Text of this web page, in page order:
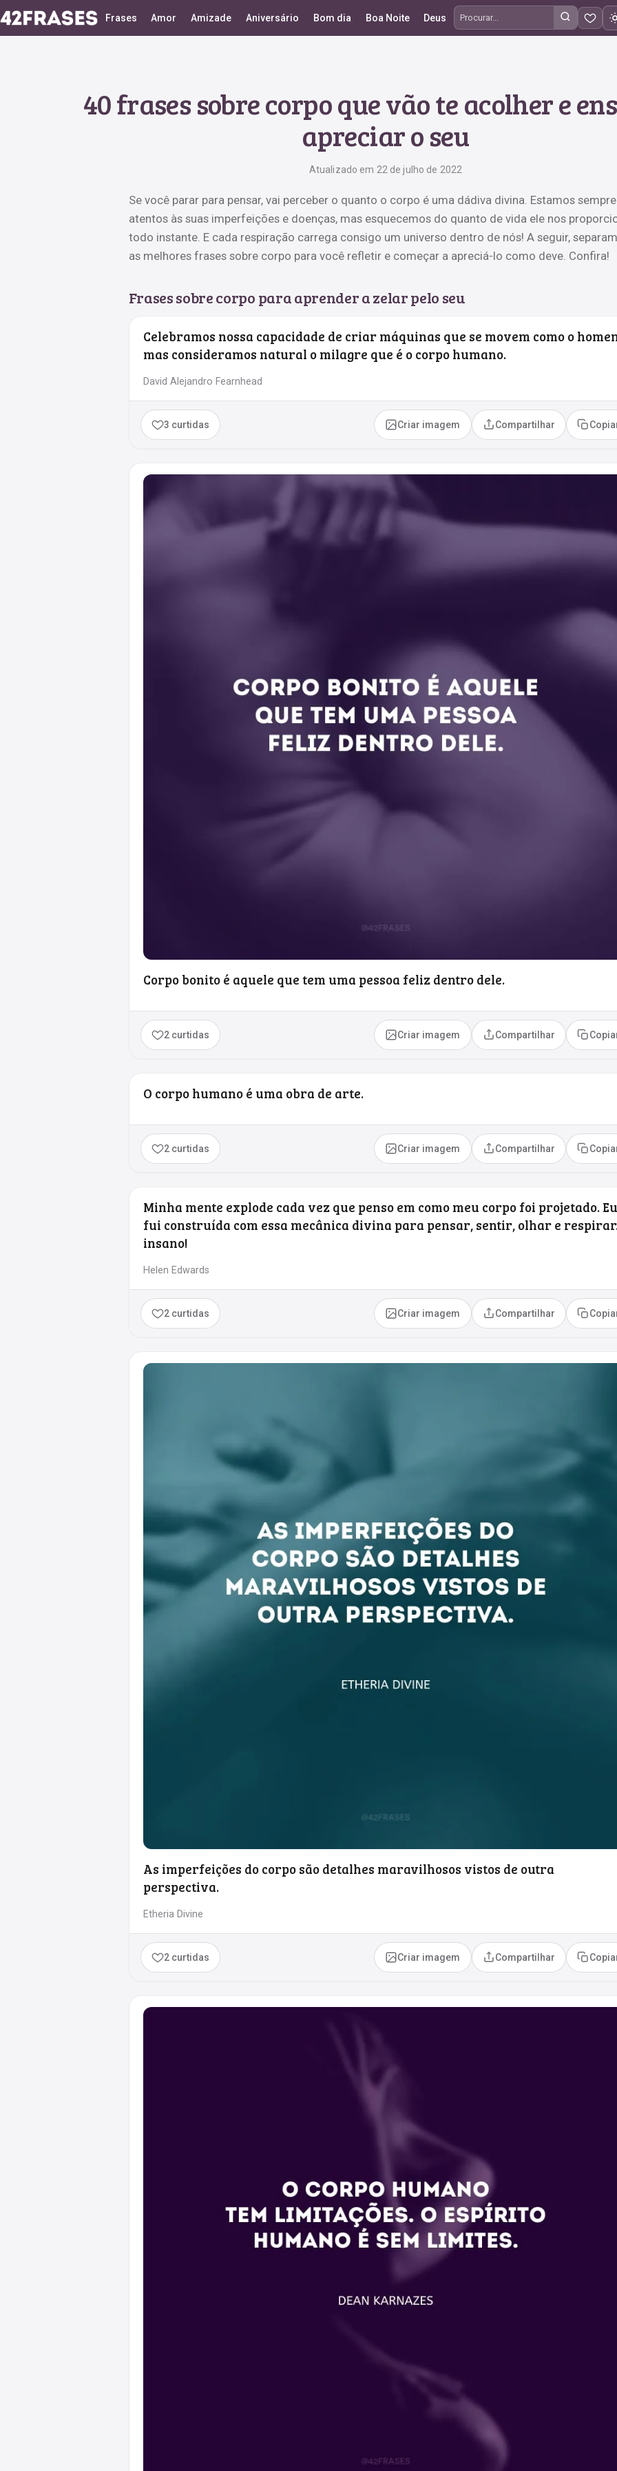
Frases Amor Amizade Aniversário Bom dia Boa Noite Deus
Procurar frases
40 frases sobre corpo que vão te acolher e
apreciar o seu
Atualizado em 22 de julho de 2022
Se você parar para pensar, vai perceber o quanto o corpo é uma dádiva divina. Estamos sempre
atentos às suas imperfeições e doenças, mas esquecemos do quanto de vida ele nos
todo instante. E cada respiração carrega consigo um universo dentro de nós! A seguir,
as melhores frases sobre corpo para você refletir e começar a apreciá-lo como deve. Confira!
Frases sobre corpo para aprender a zelar pelo seu
Celebramos nossa capacidade de criar máquinas que se movem como o
mas consideramos natural o milagre que é o corpo humano.
David Alejandro Fearnhead
3 curtidas Criar imagem Compartilhar
Corpo bonito é aquele que tem uma pessoa feliz dentro dele.
2 curtidas Criar imagem Compartilhar
O corpo humano é uma obra de arte.
2 curtidas Criar imagem Compartilhar
Minha mente explode cada vez que penso em como meu corpo foi projetado. Eu
fui construída com essa mecânica divina para pensar, sentir, olhar e
insano!
Helen Edwards
2 curtidas Criar imagem Compartilhar
As imperfeições do corpo são detalhes maravilhosos vistos de outra
perspectiva.
Etheria Divine
2 curtidas Criar imagem Compartilhar